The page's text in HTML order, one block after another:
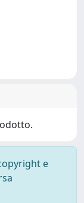
e